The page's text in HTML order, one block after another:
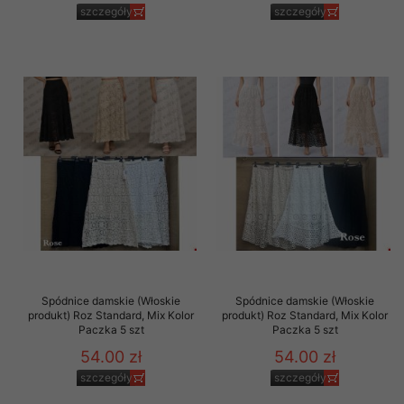
szczegóły szczegóły
Spódnice damskie (Włoskie
produkt) Roz Standard, Mix Kolor
Paczka 5 szt
54.00 zł
szczegóły
Spódnice damskie (Włoskie
produkt) Roz Standard, Mix Kolor
Paczka 5 szt
54.00 zł
szczegóły